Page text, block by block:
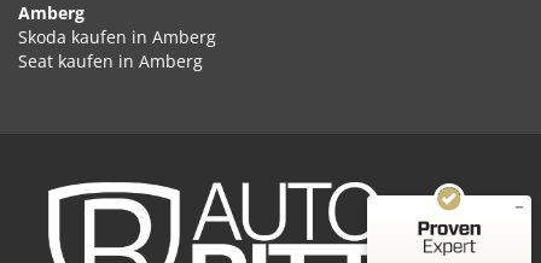
Amberg
Skoda kaufen in Amberg
Seat kaufen in Amberg
Hyundai kaufen in Amberg
Opel kaufen in Amberg
Peugeot kaufen in Amberg
Ford kaufen in Amberg
2
Bewertungen auf
ProvenExpert.com
Bewertungen von
2 anderen Quellen